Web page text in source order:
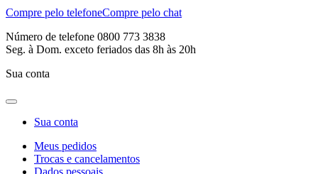
Compre pelo telefoneCompre pelo chat
Número de telefone 0800 773 3838
Seg. à Dom. exceto feriados das 8h às 20h
Sua conta
Sua conta
Meus pedidos
Trocas e cancelamentos
Dados pessoais